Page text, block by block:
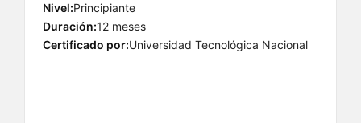
Nivel:Principiante
Duración:12 meses
Certificado por:Universidad Tecnológica Nacional